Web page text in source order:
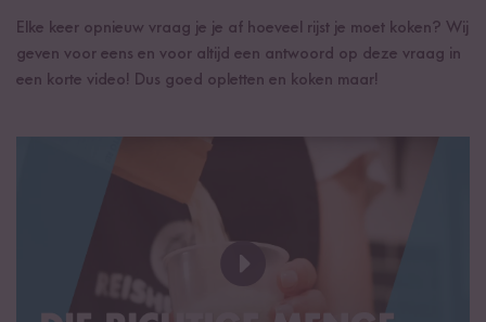
Elke keer opnieuw vraag je je af hoeveel rijst je moet koken? Wij
geven voor eens en voor altijd een antwoord op deze vraag in
een korte video! Dus goed opletten en koken maar!